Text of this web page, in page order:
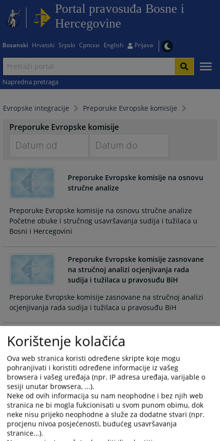
Portal pravosuđa Bosne i
Hercegovine
Bosanski Hrvatski Srpski Српски English Prijava
Napredna pretraga
Evropske integracije Preporuke Evropske komisije
Preporuke Evropske komisije
forward
interact
the
calendar
select
a
date.
Press
question
mark
key
to
get
the
keyboard
shortcuts
for
changing
dates.
forward
to
the
calendar
select
a
date.
Press
question
mark
key
to
get
the
keyboard
shortcuts
for
changing
dates.
Preporuke Evropske komisije na osnovu
stručne analize
Preporuke Evropske komisije na osnovu stručne analize
Početne obuke i stručnog usavršavanja sudija i tužilaca u
Bosni i Hercegovini
Preporuke Evropske komisije zasnovane
na stručnoj analizi ocjenjivanja rada
sudija i tužilaca u pravosuđu BiH
Preporuke Evropske komisije zasnovane na stručnoj analizi
ocjenjivanja rada sudija i tužilaca u pravosuđu BiH
Preporuke Evropske komisije zasnovane
na stručnoj analizi finansijskih izvještaja
sudija i tužilaca u pravosuđu BiH
Preporuke Evropske komisije zasnovane na stručnoj analizi
finansijskih izvještaja sudija i tužilaca u pravosuđu BiH
Preporuka Evropske komisije zasnovanih
na stručnoj analizi postupaka i kriterija za
imenovanje sudija i tužilaca u Bosni i
Korištenje kolačića
Ova web stranica koristi određene skripte koje mogu
pohranjivati i koristiti određene informacije iz vašeg
browsera i vašeg uređaja (npr. IP adresa uređaja, varijable o
sesiji unutar browsera, ...).
Neke od ovih informacija su nam neophodne i bez njih web
stranica ne bi mogla fukcionisati u svom punom obimu, dok
neke nisu prijeko neophodne a služe za dodatne stvari (npr.
procjenu nivoa posjećenosti, budućeg usavršavanja
stranice...).